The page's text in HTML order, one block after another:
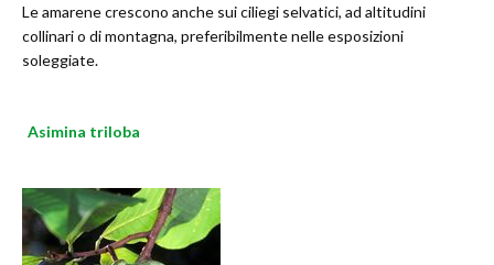
Le amarene crescono anche sui ciliegi selvatici, ad altitudini
collinari o di montagna, preferibilmente nelle esposizioni
soleggiate.
Asimina triloba